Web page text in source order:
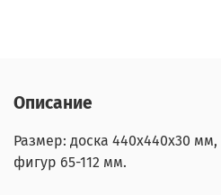
Описание
Размер: доска 440х440х30
фигур 65-112 мм.